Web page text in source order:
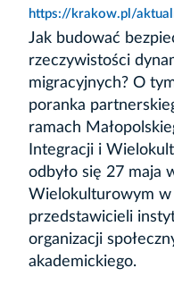
https://krakow.pl/
Jak budować
rzeczywistości
migracyjnych? O
poranka
ramach
Integracji i
odbyło się 27 maja
Wielokulturowym w
przedstawicieli
organizacji
akademickiego.